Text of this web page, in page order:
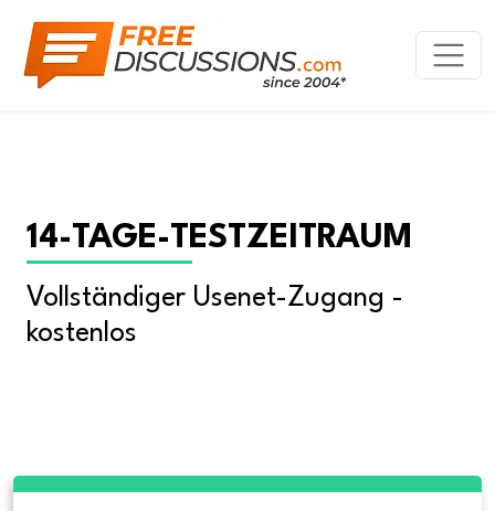
14-TAGE-TESTZEITRAUM
Vollständiger Usenet-Zugang -
kostenlos